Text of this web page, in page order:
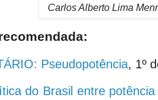
Carlos Alberto Lima
Pseudopotência, 1º
do Brasil entre